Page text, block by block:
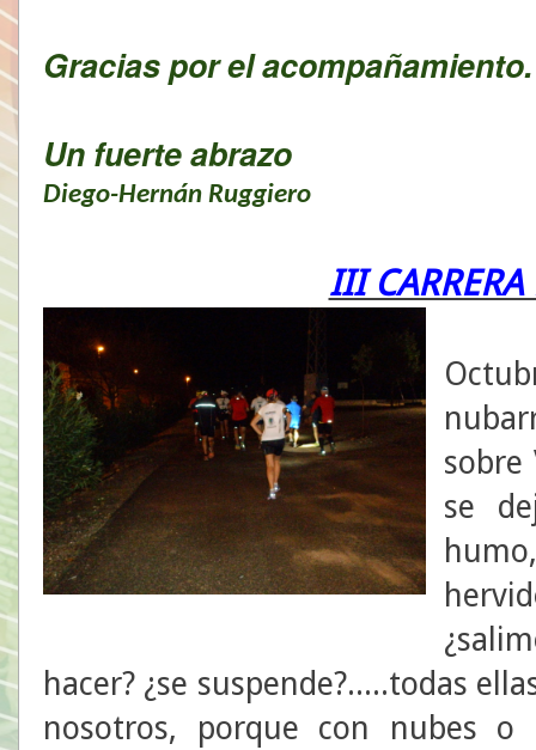
Gracias por el acompañamiento.
Un fuerte abrazo
Diego-Hernán Ruggiero
III
se
hacer? ¿se suspende?.....todas
nosotros, porque con nubes